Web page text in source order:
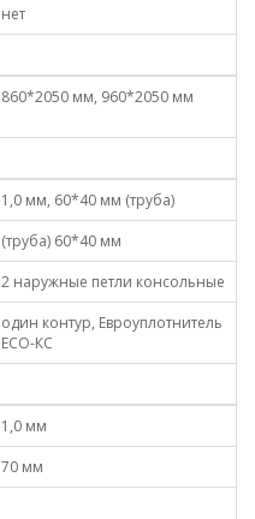
нет
860*2050 мм, 960*2050 мм
1,0 мм, 60*40 мм (труба)
(труба) 60*40 мм
2 наружные петли консольные
один контур, Евроуплотнитель
ECO-КС
1,0 мм
70 мм